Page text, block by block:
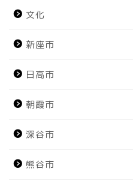
文化
新座市
日高市
朝霞市
深谷市
熊谷市